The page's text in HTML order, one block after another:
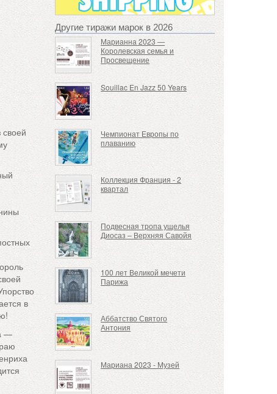
в
—
Другие тиражи марок в 2026
Марианна 2023 —
Королевская семья и
Просвещение
Souillac En Jazz 50 Years
Чемпионат Европы по
плаванию
Коллекция Франция - 2
квартал
Подвесная тропа ущелья
Диосаз – Верхняя Савойя
100 лет Великой мечети
Парижа
Аббатство Святого
Антония
Мариана 2023 - Музей